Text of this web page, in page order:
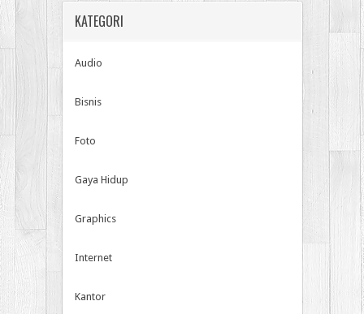
KATEGORI
Audio
Bisnis
Foto
Gaya Hidup
Graphics
Internet
Kantor